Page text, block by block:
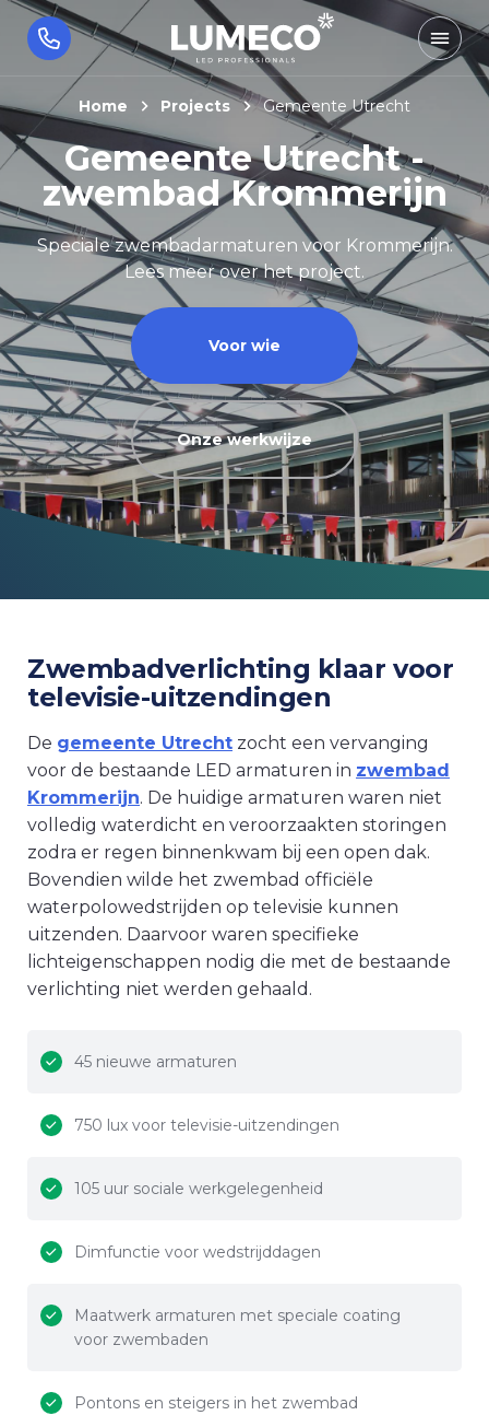
Home Projects Gemeente Utrecht
Gemeente Utrecht -
zwembad Krommerijn
Speciale zwembadarmaturen voor Krommerijn.
Lees meer over het project.
Voor wie
Onze werkwijze
Zwembadverlichting klaar voor
televisie-uitzendingen
De gemeente Utrecht zocht een vervanging
voor de bestaande LED armaturen in zwembad
Krommerijn. De huidige armaturen waren niet
volledig waterdicht en veroorzaakten storingen
zodra er regen binnenkwam bij een open dak.
Bovendien wilde het zwembad officiële
waterpolowedstrijden op televisie kunnen
uitzenden. Daarvoor waren specifieke
lichteigenschappen nodig die met de bestaande
verlichting niet werden gehaald.
45 nieuwe armaturen
750 lux voor televisie-uitzendingen
105 uur sociale werkgelegenheid
Dimfunctie voor wedstrijddagen
Maatwerk armaturen met speciale coating
voor zwembaden
Pontons en steigers in het zwembad